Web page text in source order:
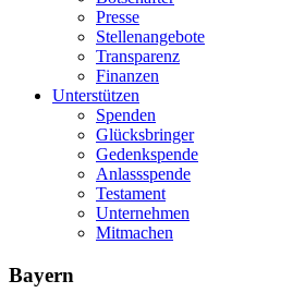
Presse
Stellenangebote
Transparenz
Finanzen
Unterstützen
Spenden
Glücksbringer
Gedenkspende
Anlassspende
Testament
Unternehmen
Mitmachen
Bayern